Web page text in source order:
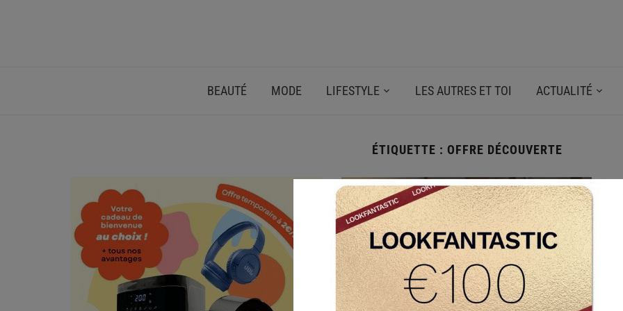
BEAUTÉ MODE LIFESTYLE LES AUTRES ET TOI ACTUALITÉ
ÉTIQUETTE : OFFRE DÉCOUVERTE